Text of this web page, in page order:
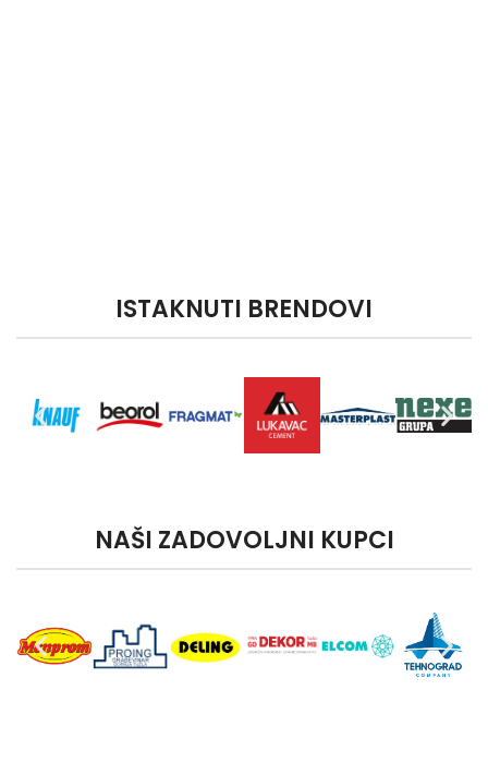
ISTAKNUTI BRENDOVI
NAŠI ZADOVOLJNI KUPCI